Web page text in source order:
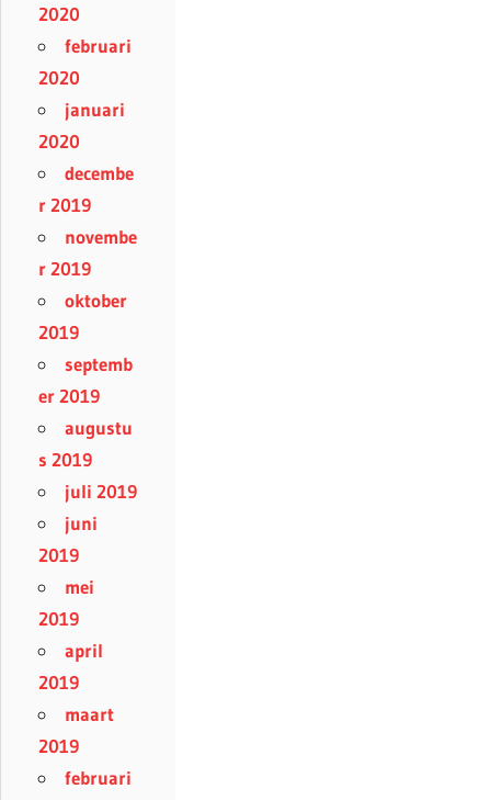
2020
februari
2020
januari
2020
decembe
r 2019
novembe
r 2019
oktober
2019
septemb
er 2019
augustu
s 2019
juli 2019
juni
2019
mei
2019
april
2019
maart
2019
februari